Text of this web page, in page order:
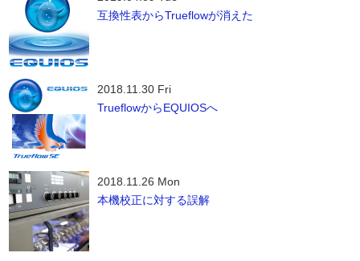
互換性表からTrueflowが消えた
2018.11.30 Fri
TrueflowからEQUIOSへ
2018.11.26 Mon
本機校正に対する誤解